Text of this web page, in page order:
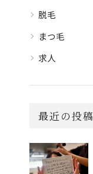
脱毛
まつ毛
求人
最近の投稿